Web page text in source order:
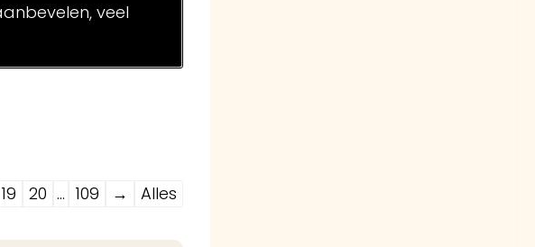
veel
19 20 ... 109 →
Alles